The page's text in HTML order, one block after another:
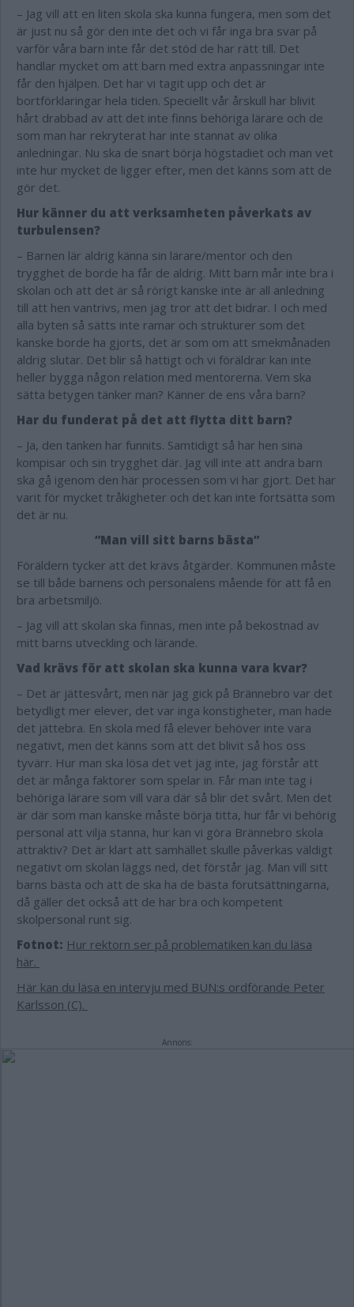
– Jag vill att en liten skola ska kunna fungera, men som det
är just nu så gör den inte det och vi får inga bra svar på
varför våra barn inte får det stöd de har rätt till. Det
handlar mycket om att barn med extra anpassningar inte
får den hjälpen. Det har vi tagit upp och det är
bortförklaringar hela tiden. Speciellt vår årskull har blivit
hårt drabbad av att det inte finns behöriga lärare och de
som man har rekryterat har inte stannat av olika
anledningar. Nu ska de snart börja högstadiet och man vet
inte hur mycket de ligger efter, men det känns som att de
gör det.
Hur känner du att verksamheten påverkats av
turbulensen?
– Barnen lär aldrig känna sin lärare/mentor och den
trygghet de borde ha får de aldrig. Mitt barn mår inte bra i
skolan och att det är så rörigt kanske inte är all anledning
till att hen vantrivs, men jag tror att det bidrar. I och med
alla byten så sätts inte ramar och strukturer som det
kanske borde ha gjorts, det är som om att smekmånaden
aldrig slutar. Det blir så hattigt och vi föräldrar kan inte
heller bygga någon relation med mentorerna. Vem ska
sätta betygen tänker man? Känner de ens våra barn?
Har du funderat på det att flytta ditt barn?
– Ja, den tanken har funnits. Samtidigt så har hen sina
kompisar och sin trygghet där. Jag vill inte att andra barn
ska gå igenom den här processen som vi har gjort. Det har
varit för mycket tråkigheter och det kan inte fortsätta som
det är nu.
”Man vill sitt barns bästa”
Föräldern tycker att det krävs åtgärder. Kommunen måste
se till både barnens och personalens mående för att få en
bra arbetsmiljö.
– Jag vill att skolan ska finnas, men inte på bekostnad av
mitt barns utveckling och lärande.
Vad krävs för att skolan ska kunna vara kvar?
– Det är jättesvårt, men när jag gick på Brännebro var det
betydligt mer elever, det var inga konstigheter, man hade
det jättebra. En skola med få elever behöver inte vara
negativt, men det känns som att det blivit så hos oss
tyvärr. Hur man ska lösa det vet jag inte, jag förstår att
det är många faktorer som spelar in. Får man inte tag i
behöriga lärare som vill vara där så blir det svårt. Men det
är där som man kanske måste börja titta, hur får vi behörig
personal att vilja stanna, hur kan vi göra Brännebro skola
attraktiv? Det är klart att samhället skulle påverkas väldigt
negativt om skolan läggs ned, det förstår jag. Man vill sitt
barns bästa och att de ska ha de bästa förutsättningarna,
då gäller det också att de har bra och kompetent
skolpersonal runt sig.
Fotnot: Hur rektorn ser på problematiken kan du läsa
här.
Här kan du läsa en intervju med BUN:s ordförande Peter
Karlsson (C).
Annons: